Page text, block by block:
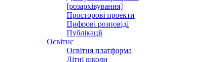
[розархівування]
Просторові проекти
Цифрові розповіді
Публікації
Освітнє
Освітня платформа
Літні школи